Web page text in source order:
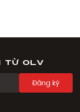
OLV
Đăng ký